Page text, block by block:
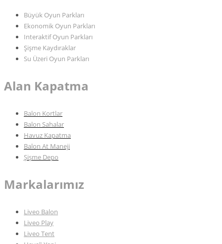
Büyük Oyun Parkları
Ekonomik Oyun Parkları
Interaktif Oyun Parkları
Şişme Kaydıraklar
Su Üzeri Oyun Parkları
Alan Kapatma
Balon Kortlar
Balon Sahalar
Havuz Kapatma
Balon At Maneji
Şişme Depo
Markalarımız
Liveo Balon
Liveo Play
Liveo Tent